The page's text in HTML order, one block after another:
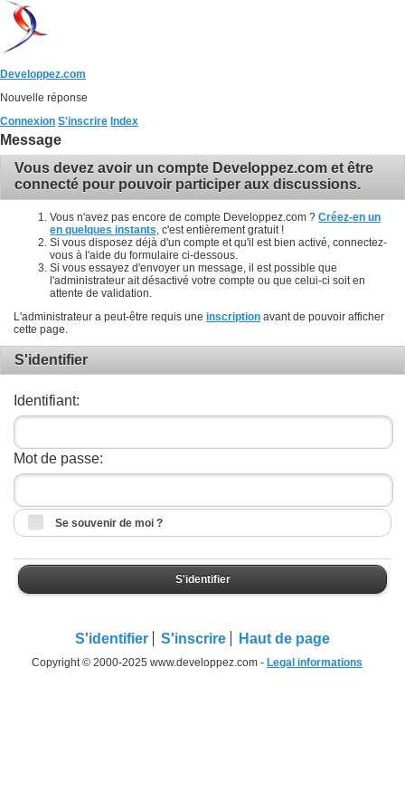
Developpez.com
Nouvelle réponse
Connexion S'inscrire Index
Message
Vous devez avoir un compte Developpez.com et être
connecté pour pouvoir participer aux discussions.
Vous n'avez pas encore de compte Developpez.com ? Créez-en un
en quelques instants , c'est entièrement gratuit !
Si vous disposez déjà d'un compte et qu'il est bien activé, connectez-
vous à l'aide du formulaire ci-dessous.
Si vous essayez d'envoyer un message, il est possible que
l'administrateur ait désactivé votre compte ou que celui-ci soit en
attente de validation.
L'administrateur a peut-être requis une inscription avant de pouvoir afficher
cette page.
S'identifier
Identifiant:
Mot de passe:
Se souvenir de moi ?
S'identifier
S'identifier S'inscrire Haut de page
Copyright © 2000-2025 www.developpez.com - Legal informations